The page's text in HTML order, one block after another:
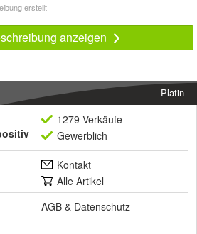
erstellt
anzeigen
Platin
1279 Verkäufe
Gewerblich
Kontakt
Alle Artikel
AGB & Datenschutz